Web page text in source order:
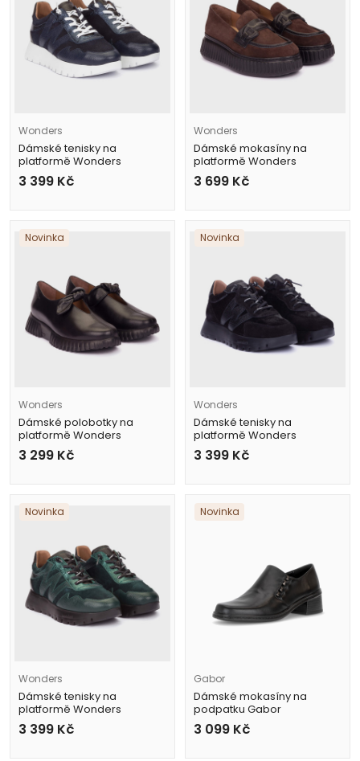
Wonders
Dámské tenisky na
platformě Wonders
A-24110 modré
3 399 Kč
Wonders
Dámské mokasíny na
platformě Wonders
A-5203 hnědé
3 699 Kč
Novinka
Wonders
Dámské polobotky na
platformě Wonders
A-4421 černé
3 299 Kč
Novinka
Wonders
Dámské tenisky na
platformě Wonders
A-24111 černé
3 399 Kč
Novinka
Wonders
Dámské tenisky na
platformě Wonders
A-24110 zelené
3 399 Kč
Novinka
Gabor
Dámské mokasíny na
podpatku Gabor
4014.01.001 černé
3 099 Kč